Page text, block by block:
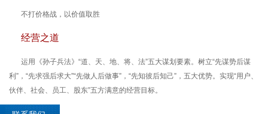
不打价格战，以价值取胜
经营之道
运用《孙子兵法》“道、天、地、将、法”五大谋划要素。树立“先谋势后谋
利”，“先求强后求大”“先做人后做事”，“先知彼后知己”，五大优势。实现“用户、
伙伴、社会、员工、股东”五方满意的经营目标。